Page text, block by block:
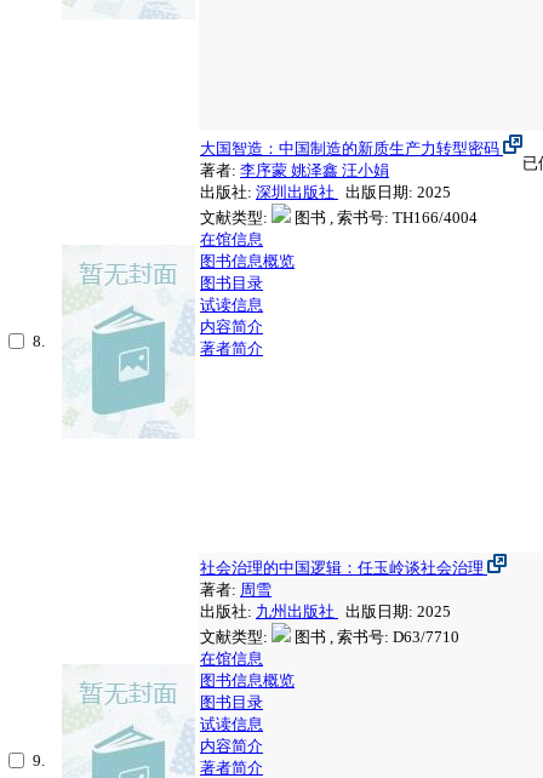
8.
大国智造：中国制造的新质生产力转型密码
已
著者: 李序蒙 姚泽鑫 汪小娟
出版社: 深圳出版社
出版日期: 2025
文献类型:
图书 , 索书号: TH166/4004
在馆信息
图书信息概览
图书目录
试读信息
内容简介
著者简介
9.
社会治理的中国逻辑：任玉岭谈社会治理
著者: 周雪
出版社: 九州出版社
出版日期: 2025
文献类型:
图书 , 索书号: D63/7710
在馆信息
图书信息概览
图书目录
试读信息
内容简介
著者简介